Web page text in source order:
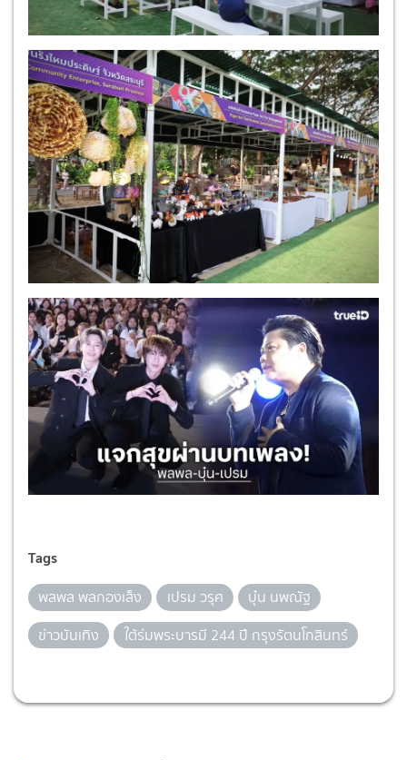
Tags
พลพล พลกองเส็ง เปรม วรุศ
บุ๋น นพณัฐ
ข่าวบันเทิง
ใต้ร่มพระบารมี 244 ปี กรุงรัตนโกสินทร์